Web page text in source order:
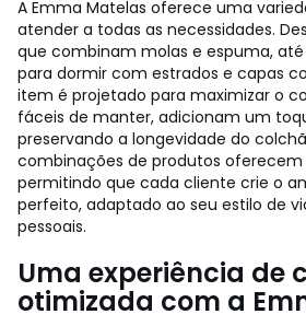
A Emma Matelas oferece uma
atender a todas as necessidades.
que combinam molas e espuma,
para dormir com estrados e capas
item é projetado para maximizar o
fáceis de manter, adicionam um
preservando a longevidade do
combinações de produtos oferecem
permitindo que cada cliente crie o
perfeito, adaptado ao seu estilo de
pessoais.
Uma experiência de
otimizada com a